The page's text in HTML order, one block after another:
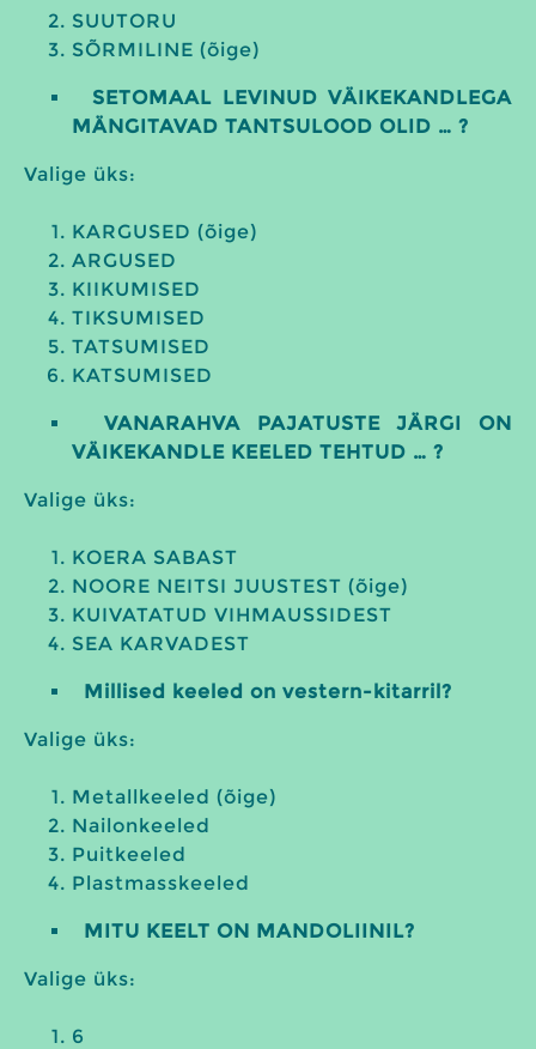
SUUTORU
SÕRMILINE (õige)
SETOMAAL LEVINUD VÄIKEKANDLEGA
MÄNGITAVAD TANTSULOOD OLID … ?
Valige üks:
KARGUSED (õige)
ARGUSED
KIIKUMISED
TIKSUMISED
TATSUMISED
KATSUMISED
VANARAHVA PAJATUSTE JÄRGI ON
VÄIKEKANDLE KEELED TEHTUD … ?
Valige üks:
KOERA SABAST
NOORE NEITSI JUUSTEST (õige)
KUIVATATUD VIHMAUSSIDEST
SEA KARVADEST
Millised keeled on vestern-kitarril?
Valige üks:
Metallkeeled (õige)
Nailonkeeled
Puitkeeled
Plastmasskeeled
MITU KEELT ON MANDOLIINIL?
Valige üks:
6